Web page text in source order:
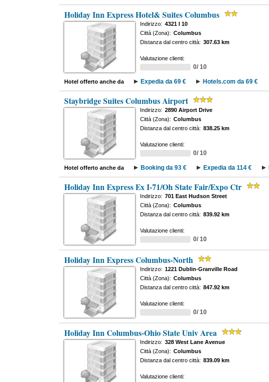
Holiday Inn Express Hotel& Suites Columbus
Indirizzo: 4321 I 10
Città (Zona): Columbus
Distanza dal centro città: 307.63 km
Valutazione clienti:
0/ 10
Hotel offerto anche da Expedia da 69 € Hotels.com da 69 €
Staybridge Suites Columbus Airport
Indirizzo: 2890 Airport Drive
Città (Zona): Columbus
Distanza dal centro città: 838.25 km
Valutazione clienti:
0/ 10
Hotel offerto anche da Booking da 93 € Expedia da 114 €
Holiday Inn Express Ex I-71/Oh State Fair/Expo Ctr
Indirizzo: 701 East Hudson Street
Città (Zona): Columbus
Distanza dal centro città: 839.92 km
Valutazione clienti:
0/ 10
Holiday Inn Express Columbus-North
Indirizzo: 1221 Dublin-Granville Road
Città (Zona): Columbus
Distanza dal centro città: 847.92 km
Valutazione clienti:
0/ 10
Holiday Inn Columbus-Ohio State Univ Area
Indirizzo: 328 West Lane Avenue
Città (Zona): Columbus
Distanza dal centro città: 839.09 km
Valutazione clienti: